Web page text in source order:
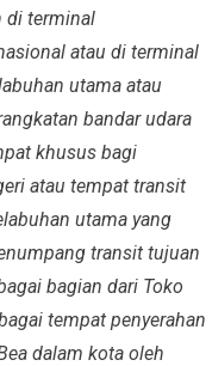
di terminal
atau di terminal
utama atau
bandar udara
khusus bagi
atau tempat transit
utama yang
transit tujuan
bagian dari Toko
tempat penyerahan
dalam kota oleh